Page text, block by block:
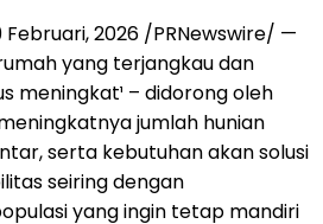
Februari, 2026 /PRNewswire/ —
yang terjangkau dan
meningkat¹ – didorong oleh
jumlah hunian
serta kebutuhan akan solusi
seiring dengan
yang ingin tetap mandiri